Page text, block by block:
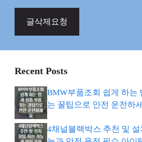
글삭제요청
Recent Posts
BMW부품조회 쉽게 하는
는 꿀팁으로 안전 운전하
4채널블랙박스 추천 및 설